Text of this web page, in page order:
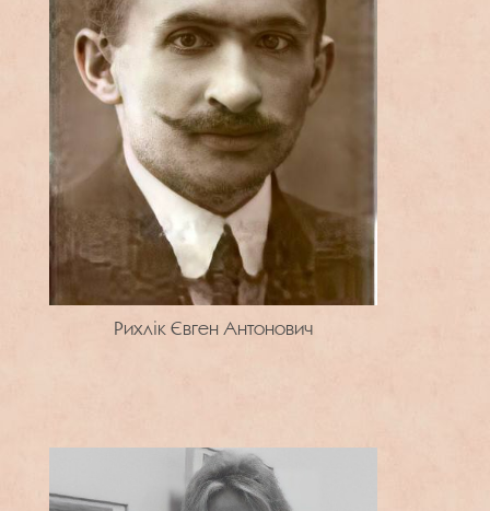
Рихлік Євген Антонович